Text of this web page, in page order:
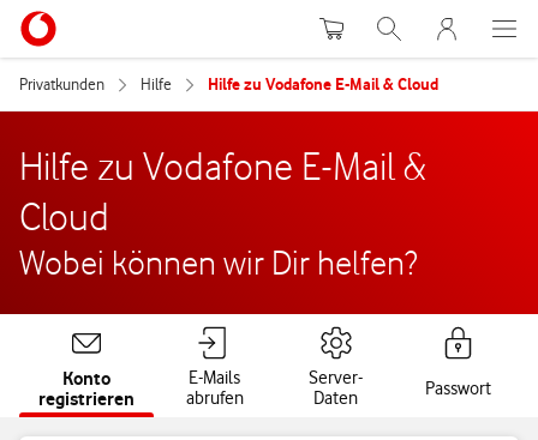
WarenkorbSuche MeinVodafone
Privatkunden Hilfe Hilfe zu Vodafone E-Mail & Cloud
Hilfe zu Vodafone E-Mail &
Cloud
Wobei können wir Dir helfen?
Konto
registrieren
E-Mails
abrufen
Server-
Daten
Passwort